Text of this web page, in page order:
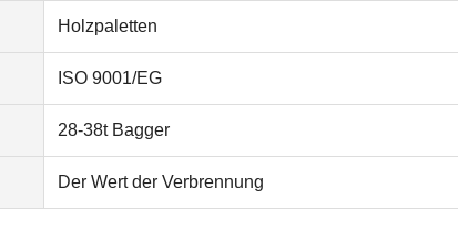
Holzpaletten
ISO 9001/EG
28-38t Bagger
Der Wert der Verbrennung